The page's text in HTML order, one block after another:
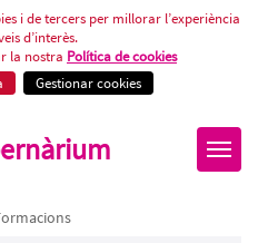
tecnologia
i de tercers per millorar l’experiència
d’interès.
la nostra Política de cookies
Gestionar cookies